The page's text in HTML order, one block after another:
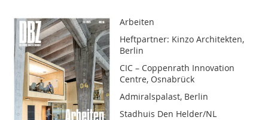
Arbeiten
Heftpartner: Kinzo Architekten,
Berlin
CIC – Coppenrath Innovation
Centre, Osnabrück
Admiralspalast, Berlin
Stadhuis Den Helder/NL